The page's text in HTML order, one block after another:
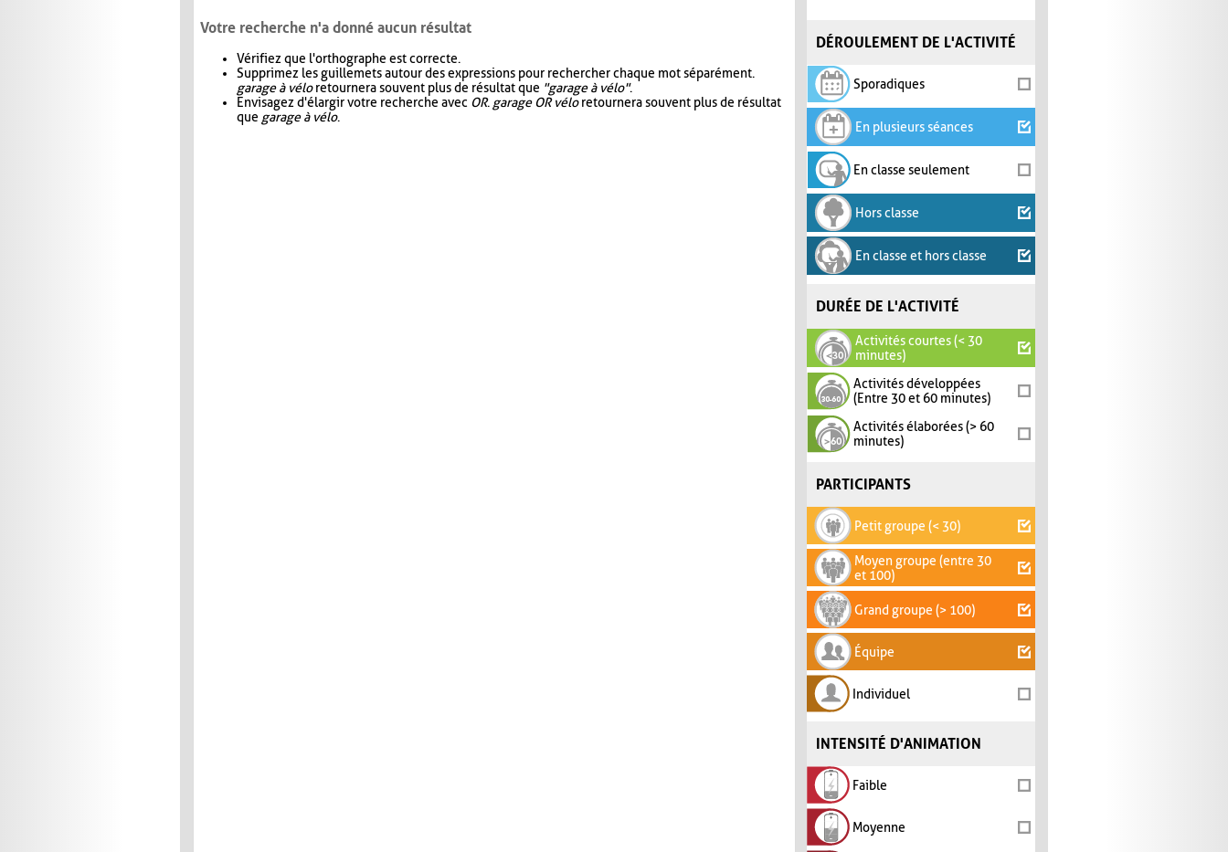
DÉROULEMENT DE L'ACTIVITÉ
Sporadiques
En plusieurs séances
En classe seulement
Hors classe
En classe et hors classe
DURÉE DE L'ACTIVITÉ
Activités courtes (< 30
minutes)
Activités développées
(Entre 30 et 60 minutes)
Activités élaborées (> 60
minutes)
PARTICIPANTS
Petit groupe (< 30)
Moyen groupe (entre 30
et 100)
Grand groupe (> 100)
Équipe
Individuel
INTENSITÉ D'ANIMATION
Faible
Moyenne
Votre recherche n'a donné aucun résultat
Vérifiez que l'orthographe est correcte.
Supprimez les guillemets autour des expressions pour rechercher chaque mot séparément.
garage à véloretournera souvent plus de résultat que "garage à vélo".
Envisagez d'élargir votre recherche avec OR. garage OR véloretournera souvent plus de résultat
que garage à vélo.